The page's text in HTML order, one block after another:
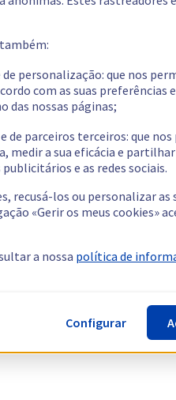
personalização: que nos
com as suas preferências
das nossas páginas;
de parceiros terceiros: que
medir a sua eficácia e
e as redes sociais.
recusá-los ou personalizar as
«Gerir os meus cookies»
a nossa política de
Configurar